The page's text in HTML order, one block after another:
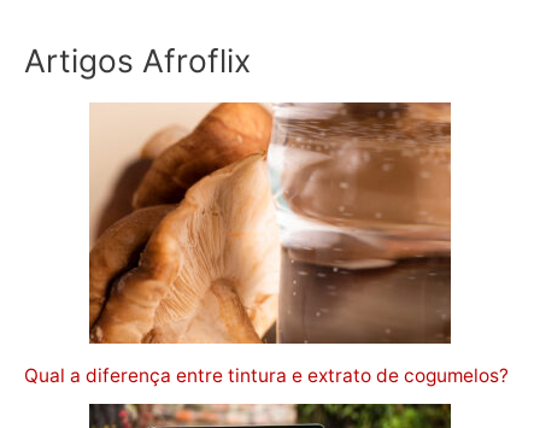
Artigos Afroflix
Qual a diferença entre tintura e extrato de cogumelos?